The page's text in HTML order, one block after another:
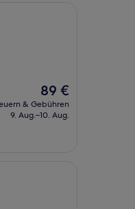
Der
Preis
beträgt
89 €
& Gebühren
9. Aug.–10. Aug.